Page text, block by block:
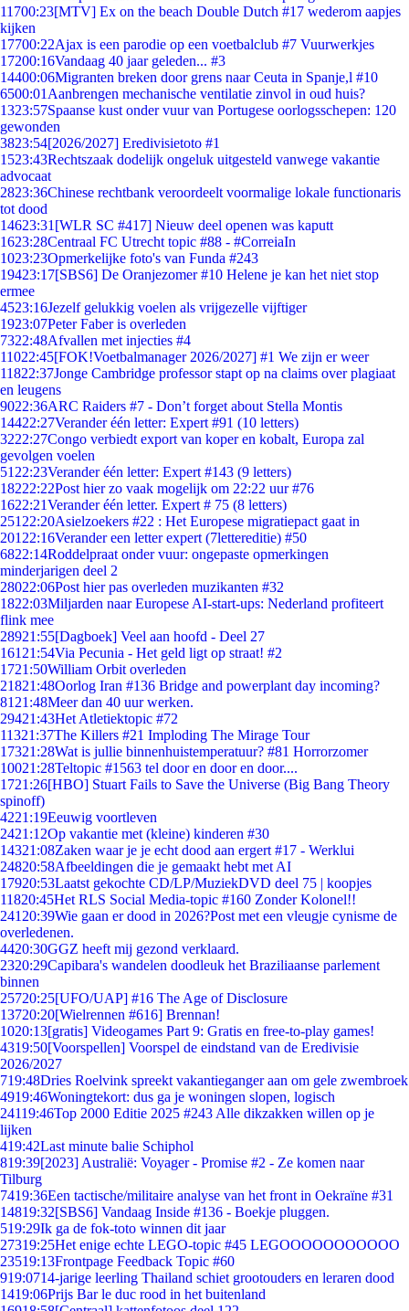
11700:23[MTV] Ex on the beach Double Dutch #17 wederom aapjes
kijken
17700:22Ajax is een parodie op een voetbalclub #7 Vuurwerkjes
17200:16Vandaag 40 jaar geleden... #3
14400:06Migranten breken door grens naar Ceuta in Spanje,l #10
6500:01 Aanbrengen mechanische ventilatie zinvol in oud huis?
1323:57Spaanse kust onder vuur van Portugese oorlogsschepen: 120
gewonden
3823:54[2026/2027] Eredivisietoto #1
1523:43Rechtszaak dodelijk ongeluk uitgesteld vanwege vakantie
advocaat
2823:36Chinese rechtbank veroordeelt voormalige lokale functionaris
tot dood
14623:31 [WLR SC #417] Nieuw deel openen was kaputt
1623:28Centraal FC Utrecht topic #88 - #CorreiaIn
1023:23Opmerkelijke foto's van Funda #243
19423:17[SBS6] De Oranjezomer #10 Helene je kan het niet stop
ermee
4523:16Jezelf gelukkig voelen als vrijgezelle vijftiger
1923:07Peter Faber is overleden
7322:48Afvallen met injecties #4
11022:45[FOK!Voetbalmanager 2026/2027] #1 We zijn er weer
11822:37Jonge Cambridge professor stapt op na claims over plagiaat
en leugens
9022:36ARC Raiders #7 - Don’t forget about Stella Montis
14422:27Verander één letter: Expert #91 (10 letters)
3222:27Congo verbiedt export van koper en kobalt, Europa zal
gevolgen voelen
51 22:23Verander één letter: Expert #143 (9 letters)
18222:22Post hier zo vaak mogelijk om 22:22 uur #76
1622:21Verander één letter. Expert # 75 (8 letters)
251 22:20Asielzoekers #22 : Het Europese migratiepact gaat in
201 22:16Verander een letter expert (7lettereditie) #50
6822:14Roddelpraat onder vuur: ongepaste opmerkingen
minderjarigen deel 2
28022:06Post hier pas overleden muzikanten #32
1822:03Miljarden naar Europese AI-start-ups: Nederland profiteert
flink mee
28921:55[Dagboek] Veel aan hoofd - Deel 27
161 21:54Via Pecunia - Het geld ligt op straat! #2
1721:50William Orbit overleden
21821:48Oorlog Iran #136 Bridge and powerplant day incoming?
81 21:48Meer dan 40 uur werken.
29421:43Het Atletiektopic #72
11321:37The Killers #21 Imploding The Mirage Tour
17321:28Wat is jullie binnenhuistemperatuur? #81 Horrorzomer
10021:28Teltopic #1563 tel door en door en door....
1721:26[HBO] Stuart Fails to Save the Universe (Big Bang Theory
spinoff)
4221:19Eeuwig voortleven
2421:12Op vakantie met (kleine) kinderen #30
14321:08Zaken waar je je echt dood aan ergert #17 - Werklui
24820:58Afbeeldingen die je gemaakt hebt met AI
17920:53Laatst gekochte CD/LP/MuziekDVD deel 75 | koopjes
11820:45Het RLS Social Media-topic #160 Zonder Kolonel!!
241 20:39Wie gaan er dood in 2026?Post met een vleugje cynisme de
overledenen.
4420:30GGZ heeft mij gezond verklaard.
2320:29Capibara's wandelen doodleuk het Braziliaanse parlement
binnen
25720:25[UFO/UAP] #16 The Age of Disclosure
13720:20[Wielrennen #616] Brennan!
1020:13[gratis] Videogames Part 9: Gratis en free-to-play games!
4319:50[Voorspellen] Voorspel de eindstand van de Eredivisie
2026/2027
719:48Dries Roelvink spreekt vakantieganger aan om gele zwembroek
4919:46Woningtekort: dus ga je woningen slopen, logisch
24119:46Top 2000 Editie 2025 #243 Alle dikzakken willen op je
lijken
419:42Last minute balie Schiphol
819:39[2023] Australië: Voyager - Promise #2 - Ze komen naar
Tilburg
7419:36Een tactische/militaire analyse van het front in Oekraïne #31
14819:32[SBS6] Vandaag Inside #136 - Boekje pluggen.
519:29Ik ga de fok-toto winnen dit jaar
27319:25Het enige echte LEGO-topic #45 LEGOOOOOOOOOOO
23519:13Frontpage Feedback Topic #60
919:0714-jarige leerling Thailand schiet grootouders en leraren dood
1419:06Prijs Bar le duc rood in het buitenland